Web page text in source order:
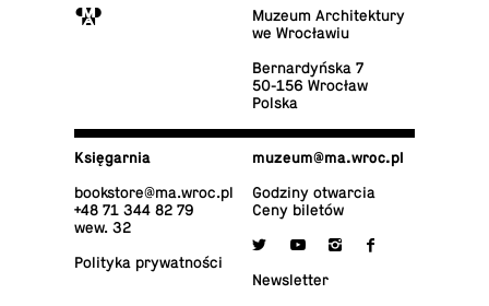
M
Muzeum Architektury
we Wrocławiu
Ber­nar­dyń­ska 7
50-156 Wrocław
Polska
Księ­gar­nia
bo­ok­sto­re@​ma.​wroc.​pl
+48 71 344 82 79
wew. 32
Po­li­ty­ka prywatności
muzeum@​ma.​wroc.​pl
Godziny otwarcia
Ceny biletów
 y i f
New­slet­ter